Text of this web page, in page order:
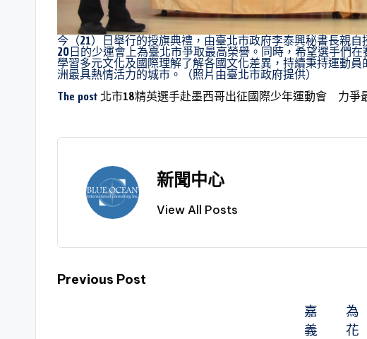
今（21）日舉行的授旗典禮，由臺北市政府李泰興秘書長親
20日的少運會上為臺北市爭取最高榮譽。同時，希望選手們
學習多元文化及國際理解了解各國文化差異，持續秉持運動
洲最具熱情活力的城市。（照片由臺北市政府提供）
The post北市18精英選手赴墨西哥出征國際少年運動會 力爭
新聞中心
View All Posts
Previous Post
為
花
嘉
義